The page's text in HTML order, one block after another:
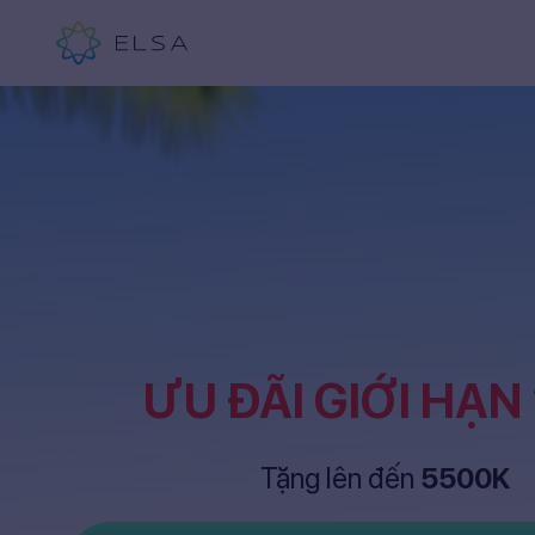
ƯU ĐÃI GIỚI
Tặng lên đến 5500K